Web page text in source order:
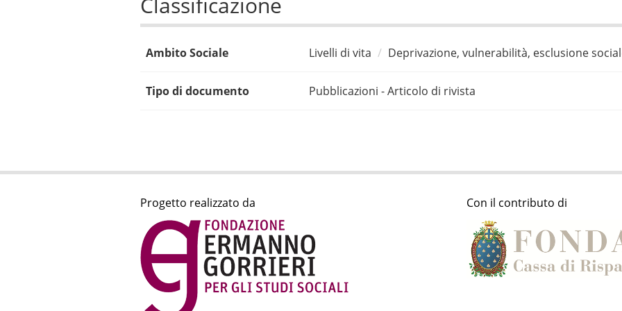
Ambito Sociale Livelli di vita Deprivazione, vulnerabilità, esclusione
Tipo di documento Pubblicazioni - Articolo di rivista
Progetto realizzato da Con il contributo di